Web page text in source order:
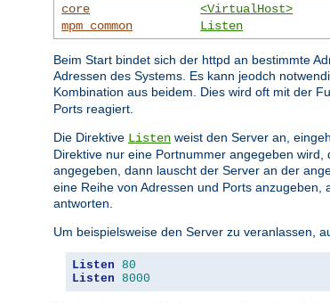
core
mpm_common
<VirtualHost>
Listen
Beim Start bindet sich der httpd an bestimmte
Adressen des Systems. Es kann jeodch
Kombination aus beidem. Dies wird oft mit der
Ports reagiert.
Die Direktive Listen weist den Server an,
Direktive nur eine Portnummer angegeben
angegeben, dann lauscht der Server an der
eine Reihe von Adressen und Ports
antworten.
Um beispielsweise den Server zu veranlassen,
Listen 80
Listen 8000